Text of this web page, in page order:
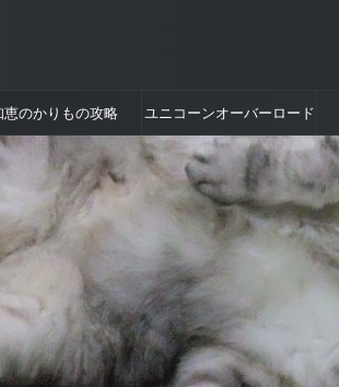
恵のかりもの攻略 ユニコーンオーバーロード